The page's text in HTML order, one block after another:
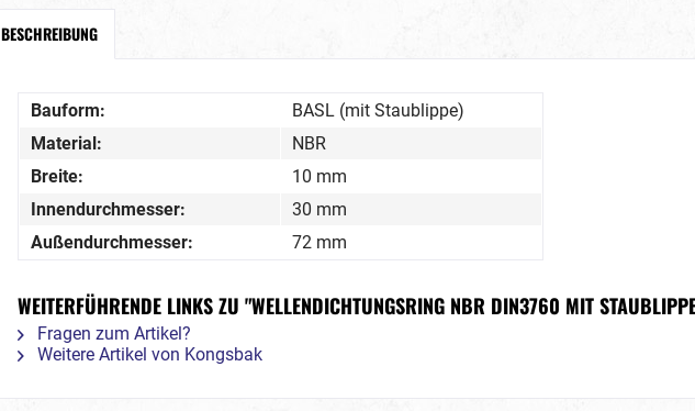
BESCHREIBUNG
Bauform:
BASL (mit Staublippe)
Material:
NBR
Breite:
10 mm
Innendurchmesser:
30 mm
Außendurchmesser:
72 mm
WEITERFÜHRENDE LINKS ZU "WELLENDICHTUNGSRING NBR DIN3760 MIT
Fragen zum Artikel?
Weitere Artikel von Kongsbak